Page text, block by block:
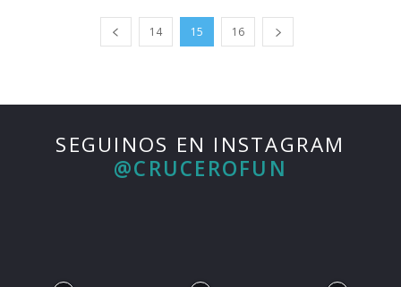
14 15 16
SEGUINOS EN INSTAGRAM
@CRUCEROFUN